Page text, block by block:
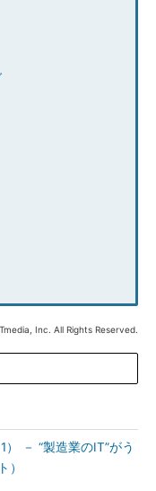
Inc. All Rights Reserved.
－ “製造業のIT”がう
）